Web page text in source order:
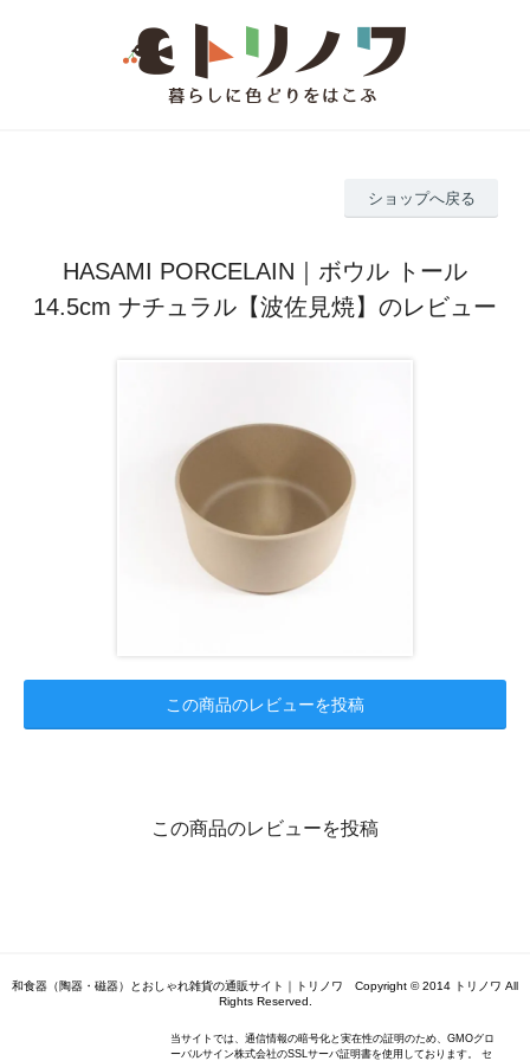
ショップへ戻る
HASAMI PORCELAIN｜ボウル トール
14.5cm ナチュラル【波佐見焼】のレビュー
この商品のレビューを投稿
この商品のレビューを投稿
和食器（陶器・磁器）とおしゃれ雑貨の通販サイト｜トリノワ Copyright © 2014 トリノワ All
Rights Reserved.
当サイトでは、通信情報の暗号化と実在性の証明のため、GMOグロ
ーバルサイン株式会社のSSLサーバ証明書を使用しております。 セ